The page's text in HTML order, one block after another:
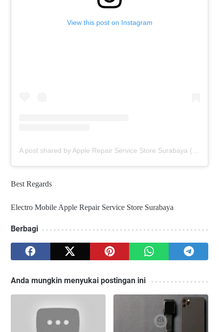
View this post on Instagram
Best Regards
Electro Mobile Apple Repair Service Store Surabaya
Berbagi
Anda mungkin menyukai postingan ini